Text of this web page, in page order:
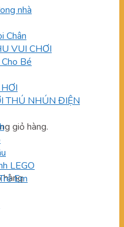
giỏ hàng.
nhà
Chân
VUI CHƠI
Bé
THÚ NHÚN ĐIỆN
LEGO
Em